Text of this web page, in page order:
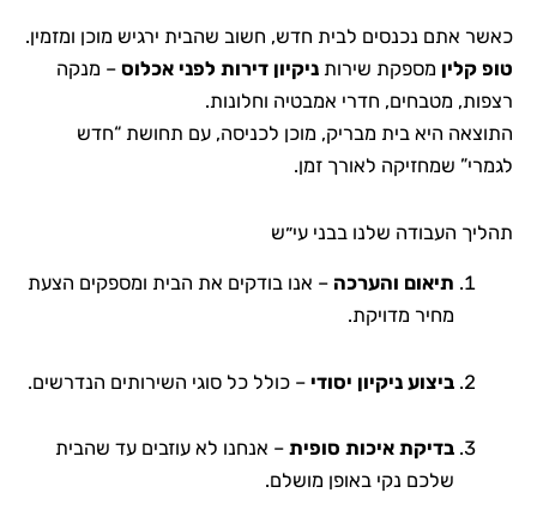
כאשר אתם נכנסים לבית חדש, חשוב שהבית ירגיש מוכן ומזמין.
טופ קלין מספקת שירות ניקיון דירות לפני אכלוס – מנקה
רצפות, מטבחים, חדרי אמבטיה וחלונות.
התוצאה היא בית מבריק, מוכן לכניסה, עם תחושת “חדש
לגמרי” שמחזיקה לאורך זמן.
תהליך העבודה שלנו בבני עי״ש
תיאום והערכה – אנו בודקים את הבית ומספקים הצעת
מחיר מדויקת.
ביצוע ניקיון יסודי – כולל כל סוגי השירותים הנדרשים.
בדיקת איכות סופית – אנחנו לא עוזבים עד שהבית
שלכם נקי באופן מושלם.